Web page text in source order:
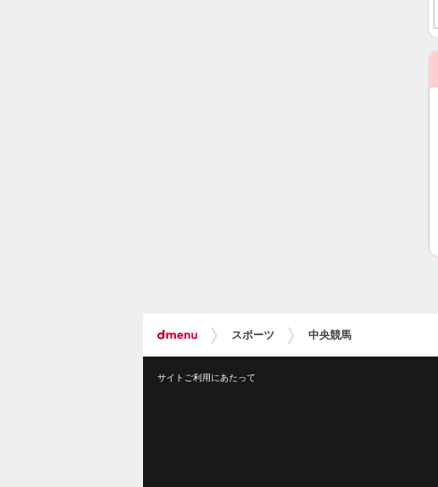
スポーツ 中央競馬
サイトご利用にあたって